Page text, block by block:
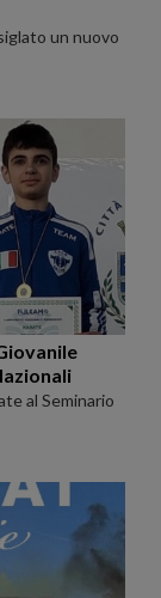
un nuovo
al Seminario